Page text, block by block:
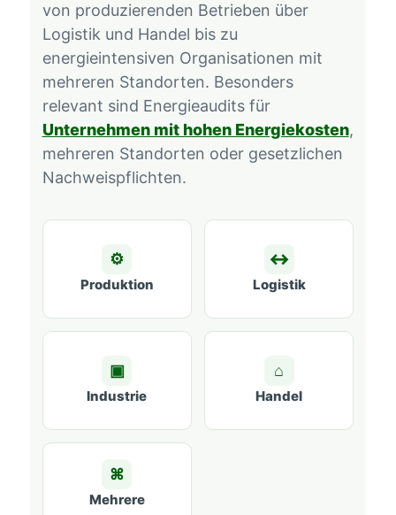
von produzierenden Betrieben über
Logistik und Handel bis zu
energieintensiven Organisationen mit
mehreren Standorten. Besonders
relevant sind Energieaudits für
Unternehmen mit hohen Energiekosten,
mehreren Standorten oder gesetzlichen
Nachweispflichten.
⚙
Produktion
↔
Logistik
▣
Industrie
⌂
Handel
⌘
Mehrere